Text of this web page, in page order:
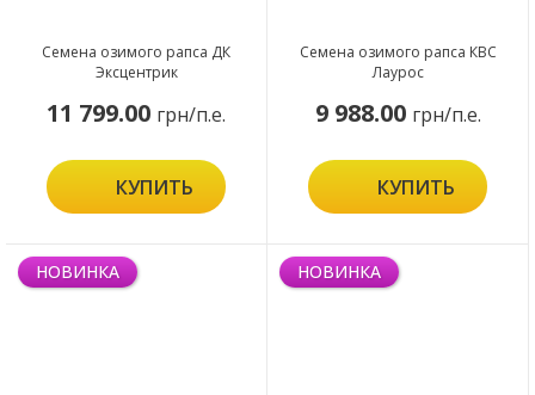
Семена озимого рапса ДК
Эксцентрик
11 799.00 грн/п.е.
КУПИТЬ
Семена озимого рапса КВС
Лаурос
9 988.00 грн/п.е.
КУПИТЬ
НОВИНКА НОВИНКА